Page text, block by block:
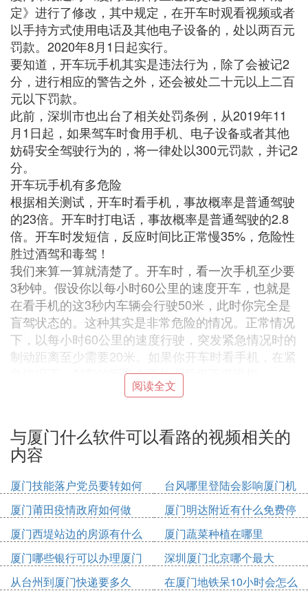
定》进行了修改，其中规定，在开车时观看视频或者
以手持方式使用电话及其他电子设备的，处以两百元
罚款。2020年8月1日起实行。
要知道，开车玩手机其实是违法行为，除了会被记2
分，进行相应的警告之外，还会被处二十元以上二百
元以下罚款。
此前，深圳市也出台了相关处罚条例，从2019年11
月1日起，如果驾车时食用手机、电子设备或者其他
妨碍安全驾驶行为的，将一律处以300元罚款，并记2
分。
开车玩手机有多危险
根据相关测试，开车时看手机，事故概率是普通驾驶
的23倍。开车时打电话，事故概率是普通驾驶的2.8
倍。开车时发短信，反应时间比正常慢35%，危险性
胜过酒驾和毒驾！
我们来算一算就清楚了。开车时，看一次手机至少要
3秒钟。假设你以每小时60公里的速度开车，也就是
在看手机的这3秒内车辆会行驶50米，此时你完全是
盲驾状态的。这种其实是非常危险的情况。正常情况
下，以每小时60公里的速度行驶，突发紧急情况时的
制动距离至少需要20米。如果你开车时看手机，在紧
急情况下，刹车的距离会更长，后果不堪设想。
厦门是中国的一个重要城市，也是软件和信息服务业
的发达地区之一。在厦门，有许多知名的软件公司，
它们为国内外客户提供高质量的信息技术服务和产
品。以下是一些在厦门活跃的软件公司：
1. 厦门美图之家科技有限公司：专注于图像处理和人
工智能技术的研发，提供美图、美颜等软件产品。
2. 厦门吉比特网络技术股份有限公司：主要从事网络
游戏的研究、开发和运营，是中国知名的游戏公司之
一。
3. 厦门神州数码信息科技有限公司：集软件研发、系
阅读全文
与厦门什么软件可以看路的视频相关的
内容
厦门技能落户党员要转如何
办理
台风哪里登陆会影响厦门机
场
厦门莆田疫情政府如何做
厦门明达附近有什么免费停
车位
厦门西堤站边的房源有什么
厦门蔬菜种植在哪里
厦门哪些银行可以办理厦门
市民卡
深圳厦门北京哪个最大
从台州到厦门快递要多久
在厦门地铁呆10小时会怎么